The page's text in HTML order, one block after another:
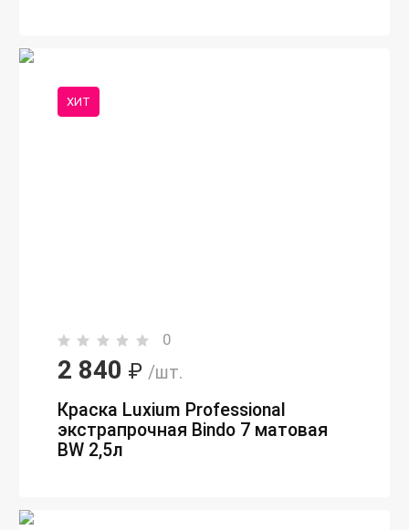
ХИТ
0
2 840 ₽ /шт.
Краска Luxium Professional
экстрапрочная Bindo 7 матовая
BW 2,5л